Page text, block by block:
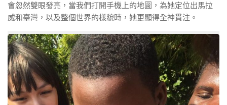
會忽然雙眼發亮，當我們打開手機上的地圖，為她定位出馬拉
威和臺灣，以及整個世界的樣貌時，她更顯得全神貫注。